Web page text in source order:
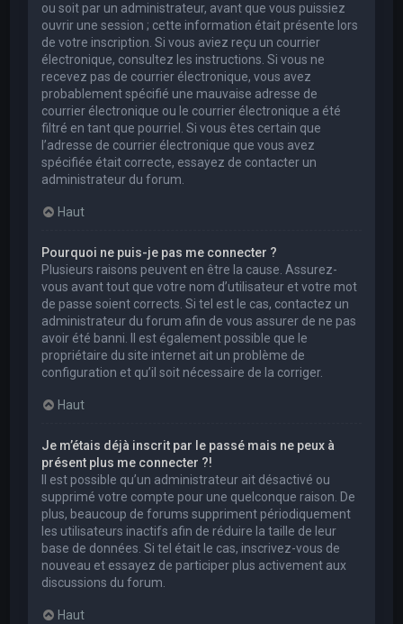
ou soit par un administrateur, avant que vous puissiez
ouvrir une session ; cette information était présente lors
de votre inscription. Si vous aviez reçu un courrier
électronique, consultez les instructions. Si vous ne
recevez pas de courrier électronique, vous avez
probablement spécifié une mauvaise adresse de
courrier électronique ou le courrier électronique a été
filtré en tant que pourriel. Si vous êtes certain que
l’adresse de courrier électronique que vous avez
spécifiée était correcte, essayez de contacter un
administrateur du forum.
Haut
Pourquoi ne puis-je pas me connecter ?
Plusieurs raisons peuvent en être la cause. Assurez-
vous avant tout que votre nom d’utilisateur et votre mot
de passe soient corrects. Si tel est le cas, contactez un
administrateur du forum afin de vous assurer de ne pas
avoir été banni. Il est également possible que le
propriétaire du site internet ait un problème de
configuration et qu’il soit nécessaire de la corriger.
Haut
Je m’étais déjà inscrit par le passé mais ne peux à
présent plus me connecter ?!
Il est possible qu’un administrateur ait désactivé ou
supprimé votre compte pour une quelconque raison. De
plus, beaucoup de forums suppriment périodiquement
les utilisateurs inactifs afin de réduire la taille de leur
base de données. Si tel était le cas, inscrivez-vous de
nouveau et essayez de participer plus activement aux
discussions du forum.
Haut